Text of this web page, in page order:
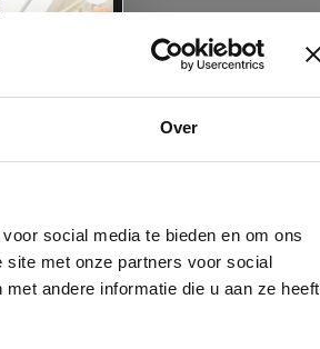
Over
social media te bieden en om ons
site met onze partners voor social
andere informatie die u aan ze heeft